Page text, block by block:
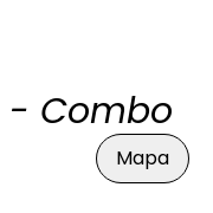
- Combo
Mapa